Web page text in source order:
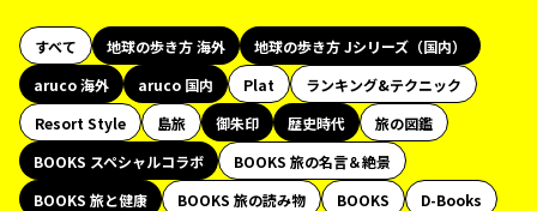
すべて 地球の歩き方 海外
地球の歩き方 Jシリーズ（国内）
aruco 海外
aruco 国内 Plat
ランキング&テクニック
Resort Style
島旅 御朱印 歴史時代
旅の図鑑
BOOKS スペシャルコラボ
BOOKS 旅の名言＆絶景
BOOKS 旅と健康
BOOKS 旅の読み物 BOOKS
D-Books